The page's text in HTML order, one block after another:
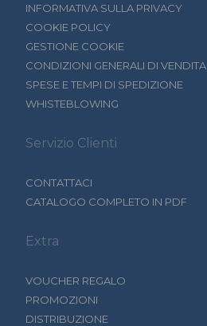
INFORMATIVA SULLA PRIVACY
COOKIE POLICY
GESTIONE COOKIE
CONDIZIONI GENERALI DI VENDITA
SPESE E TEMPI DI SPEDIZIONE
WHISTEBLOWING
Servizio Clienti
CONTATTACI
CATALOGO COMPLETO IN PDF
Extra
VOUCHER REGALO
PROMOZIONI
DISTRIBUZIONE